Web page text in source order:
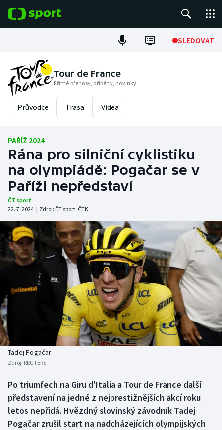
SLEDOVAT
Fotbal
Hokej
Tenis
Atletika
Cyklistika
DALŠÍ SPORTY
Americký fotbal
Baseball a softbal
Basketbal
Biatlon
Boby a skeleton
Curling
Florbal
Futsal
NEPŘEHLÉDNĚTE
Soutěže
Historické návraty
Aplikace ČT sport
Tour de France
Přímé přenosy, příběhy, novinky
Průvodce Trasa Videa
PAŘÍŽ 2024
Rána pro silniční cyklistiku
na olympiádě: Pogačar se v
Paříži nepředstaví
ČT sport
22. 7. 2024 | Zdroj: ČT sport, ČTK
Tadej Pogačar
Zdroj: REUTERS
Po triumfech na Giru d'Italia a Tour de France další
představení na jedné z nejprestižnějších akcí roku
letos nepřidá. Hvězdný slovinský závodník Tadej
Pogačar zrušil start na nadcházejících olympijských